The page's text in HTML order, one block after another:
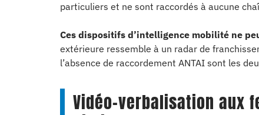
particuliers et ne sont raccordés à aucune
Ces dispositifs d’intelligence mobilité ne
extérieure ressemble à un radar de
l’absence de raccordement ANTAI sont les
Vidéo-verbalisation aux